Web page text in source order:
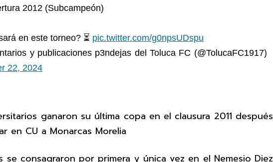
2012 (Subcampeón)
en este torneo? ⏳ pic.twitter.com/g0npsUDspu
y publicaciones p3ndejas del Toluca FC (@TolucaFC1917)
22, 2024
ganaron su última copa en el clausura 2011 después
en CU a Monarcas Morelia
se consagraron por primera y única vez en el Nemesio Diez